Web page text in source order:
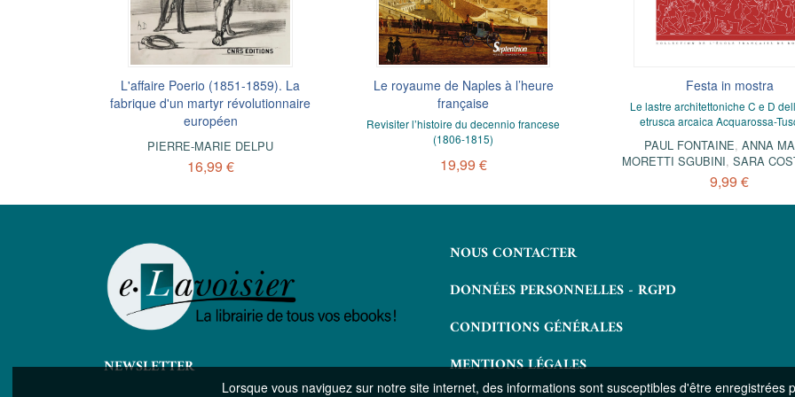
Lorsque vous naviguez sur notre site internet, des informations sont susceptibles d'être enregistrées
L'affaire Poerio (1851-1859). La
fabrique d'un martyr révolutionnaire
européen
PIERRE-MARIE DELPU
16,99 €
Le royaume de Naples à l’heure
française
Revisiter l’histoire du decennio francese
(1806-1815)
19,99 €
L'affaire Poerio (1851-1859).
fabrique d'un martyr
européen
PIERRE-MARIE DELPU
16,99 €
Le droit de compter
Les livres de gestion et de mémoires des
femmes (Florence, XVe-XVIe siècles)
SERENA GALASSO
9,99 €
Le élites italiane e la Monarchia
ispanica (secoli XVI-XVII)
Servizio, mobilità e poteri
9,99 €
Festa in mostra
Le lastre architettoniche C e D
etrusca arcaica Acquarossa-
PAUL FONTAINE, ANNA
MORETTI SGUBINI, SARA
9,99 €
NEWSLETTER
NOUS CONTACTER
DONNÉES PERSONNELLES - RGPD
CONDITIONS GÉNÉRALES
MENTIONS LÉGALES